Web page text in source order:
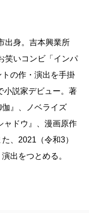
出身。吉本興業所
笑いコンビ「インパ
の作・演出を手掛
小説家デビュー。著
』、ノベライズ
ャドウ』、漫画原作
、2021（令和3）
出をつとめる。